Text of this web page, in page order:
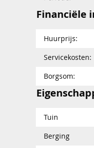
Financiële
Huurprijs:
Servicekosten:
Borgsom:
Tuin
Berging